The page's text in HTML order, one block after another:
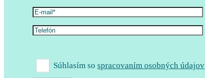
Súhlasím sospracovaním osobných údajov